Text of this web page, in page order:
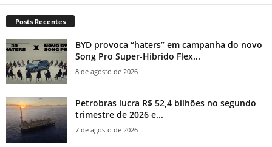
Posts Recentes
BYD provoca “haters” em campanha do novo
Song Pro Super-Híbrido Flex...
8 de agosto de 2026
Petrobras lucra R$ 52,4 bilhões no segundo
trimestre de 2026 e...
7 de agosto de 2026